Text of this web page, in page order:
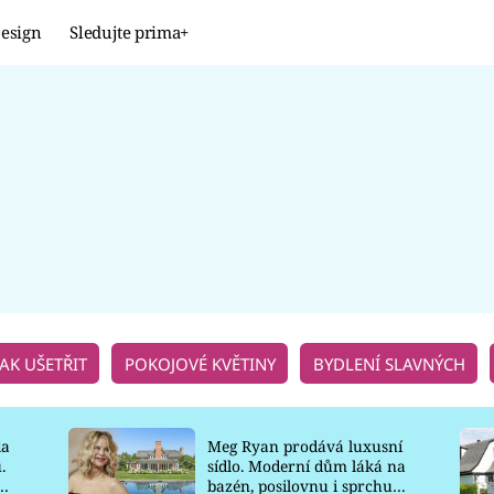
Sledujte prima+
UŠETŘIT POKOJOVÉ KVĚTINY BYDLENÍ SLAVNÝCH
Meg Ryan prodává luxusní
sídlo. Moderní dům láká na
bazén, posilovnu i sprchu